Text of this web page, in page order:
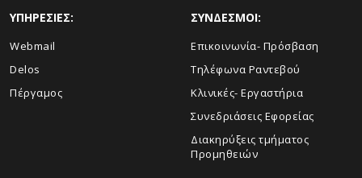
ΥΠΗΡΕΣΙΕΣ:
Webmail
Delos
Πέργαμος
ΣΥΝΔΕΣΜΟΙ:
Επικοινωνία- Πρόσβαση
Τηλέφωνα Ραντεβού
Κλινικές- Εργαστήρια
Συνεδριάσεις Εφορείας
Διακηρύξεις τμήματος
Προμηθειών